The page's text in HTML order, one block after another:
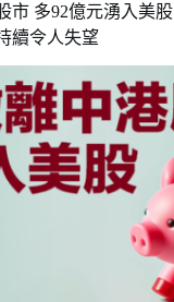
市 多92億元湧入美股
續令人失望